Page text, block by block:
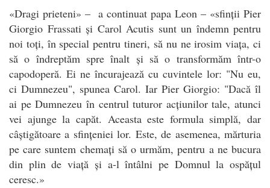
«Dragi prieteni» – a continuat papa Leon – «sfinții Pier
Giorgio Frassati și Carol Acutis sunt un îndemn pentru
noi toți, în special pentru tineri, să nu ne irosim viața, ci
să o îndreptăm spre înalt și să o transformăm într-o
capodoperă. Ei ne încurajează cu cuvintele lor: "Nu eu,
ci Dumnezeu", spunea Carol. Iar Pier Giorgio: "Dacă îl
ai pe Dumnezeu în centrul tuturor acțiunilor tale, atunci
vei ajunge la capăt. Aceasta este formula simplă, dar
câștigătoare a sfințeniei lor. Este, de asemenea, mărturia
pe care suntem chemați să o urmăm, pentru a ne bucura
din plin de viață și a-l întâlni pe Domnul la ospățul
ceresc.»